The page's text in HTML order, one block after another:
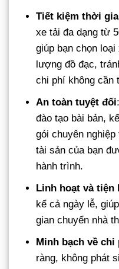
Tiết kiệm thời
xe tải đa dạng từ
giúp bạn chọn
lượng đồ đạc,
chi phí không cần
An toàn tuyệt đối
đào tạo bài bản,
gói chuyên
tài sản của bạn
hành trình.
Linh hoạt và tiện
kể cả ngày lễ,
gian chuyển nhà
Minh bạch về chi
ràng, không phát